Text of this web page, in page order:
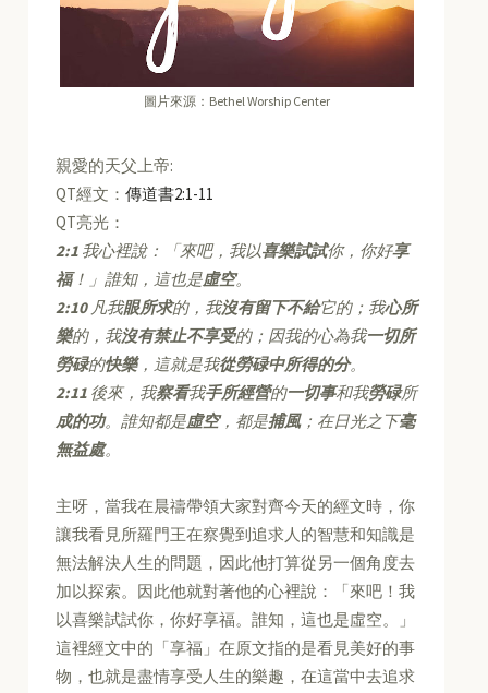
圖片來源：Bethel Worship Center
親愛的天父上帝:
QT經文：傳道書2:1-11
QT亮光：
2:1 我心裡說：「來吧，我以喜樂試試你，你好享
福！」誰知，這也是虛空。
2:10凡我眼所求的，我沒有留下不給它的；我心所
樂的，我沒有禁止不享受的；因我的心為我一切所
勞碌的快樂，這就是我從勞碌中所得的分。
2:11 後來，我察看我手所經營的一切事和我勞碌所
成的功。誰知都是虛空，都是捕風；在日光之下毫
無益處。
主呀，當我在晨禱帶領大家對齊今天的經文時，你
讓我看見所羅門王在察覺到追求人的智慧和知識是
無法解決人生的問題，因此他打算從另一個角度去
加以探索。因此他就對著他的心裡說：「來吧！我
以喜樂試試你，你好享福。誰知，這也是虛空。」
這裡經文中的「享福」在原文指的是看見美好的事
物，也就是盡情享受人生的樂趣，在這當中去追求